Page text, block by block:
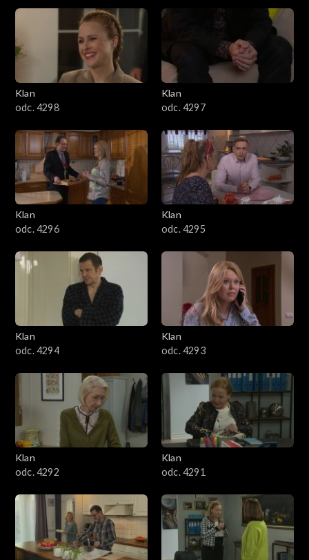
4201–4300
4101–4200
3901–4000
3801–3900
3701–3800
3601–3700
3501–3600
3401–3500
3201–3300
3101–3200
3001–3100
2901–3000
2801–2900
Klan
odc. 4298
Klan
odc. 4297
Klan
odc. 4296
Klan
odc. 4295
Klan
odc. 4294
Klan
odc. 4293
Klan
odc. 4292
Klan
odc. 4291